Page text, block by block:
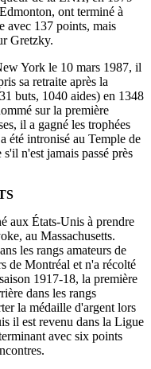
ont terminé à
avec 137 points, mais
Gretzky.
York le 10 mars 1987, il
sa retraite après la
buts, 1040 aides) en 1348
sur la première
il a gagné les trophées
été intronisé au Temple de
n'est jamais passé près
aux États-Unis à prendre
au Massachusetts.
les rangs amateurs de
de Montréal et n'a récolté
1917-18, la première
dans les rangs
la médaille d'argent lors
il est revenu dans la Ligue
avec six points